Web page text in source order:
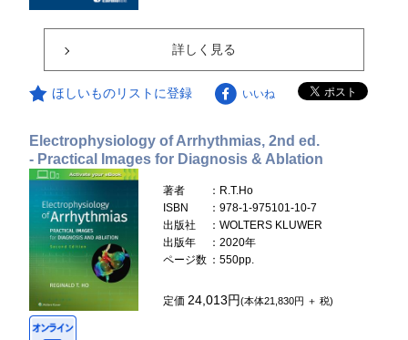
詳しく見る
ほしいものリストに登録 いいね
Electrophysiology of Arrhythmias, 2nd ed.
- Practical Images for Diagnosis & Ablation
著者
：R.T.Ho
ISBN
：978-1-975101-10-7
出版社
：WOLTERS KLUWER
出版年
：2020年
ページ数 ：550pp.
定価24,013円(本体21,830円 ＋ 税)